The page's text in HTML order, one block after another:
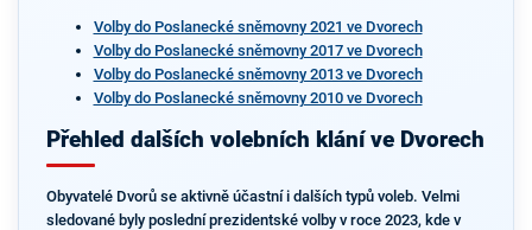
Volby do Poslanecké sněmovny 2021 ve Dvorech
Volby do Poslanecké sněmovny 2017 ve Dvorech
Volby do Poslanecké sněmovny 2013 ve Dvorech
Volby do Poslanecké sněmovny 2010 ve Dvorech
Přehled dalších volebních klání ve Dvorech
Obyvatelé Dvorů se aktivně účastní i dalších typů voleb. Velmi
sledované byly poslední prezidentské volby v roce 2023, kde v